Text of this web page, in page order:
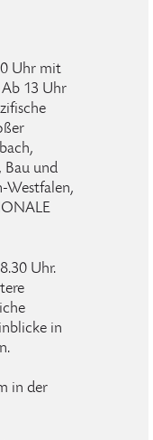
Uhr mit
Ab 13 Uhr
Bau und
Westfalen,
Uhr.
in
in der